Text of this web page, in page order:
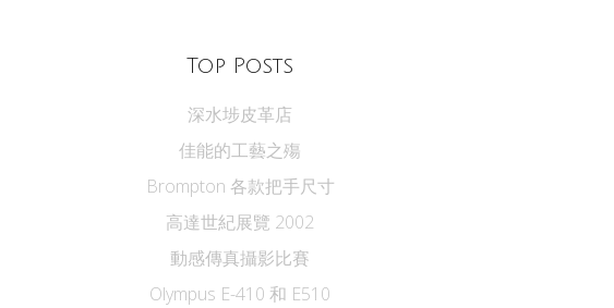
Top Posts
深水埗皮革店
佳能的工藝之殤
Brompton 各款把手尺寸
高達世紀展覽 2002
動感傳真攝影比賽
Olympus E-410 和 E510